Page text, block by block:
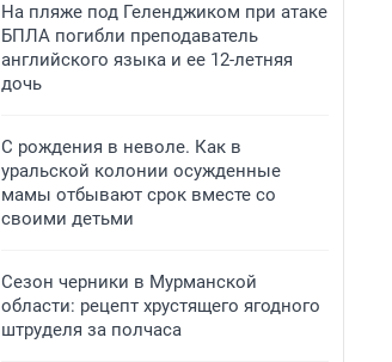
На пляже под Геленджиком при атаке
БПЛА погибли преподаватель
английского языка и ее 12-летняя
дочь
С рождения в неволе. Как в
уральской колонии осужденные
мамы отбывают срок вместе со
своими детьми
Сезон черники в Мурманской
области: рецепт хрустящего ягодного
штруделя за полчаса